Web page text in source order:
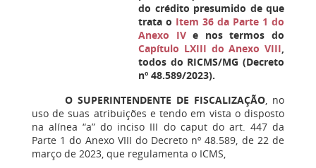
do crédito presumido de que
trata o Item 36 da Parte 1 do
Anexo IVe nos termos do
Capítulo LXIII do Anexo VIII,
todos do RICMS/MG (Decreto
nº 48.589/2023).
O SUPERINTENDENTE DE FISCALIZAÇÃO, no
uso de suas atribuições e tendo em vista o disposto
na alínea “a” do inciso III do caput do art. 447 da
Parte 1 do Anexo VIII do Decreto nº 48.589, de 22 de
março de 2023, que regulamenta o ICMS,